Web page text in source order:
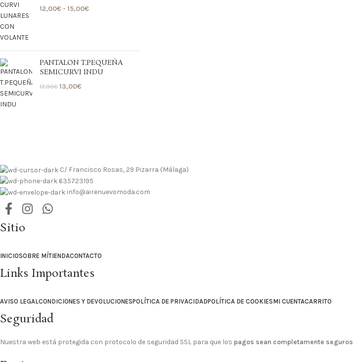
12,00€ - 15,00€
PANTALON T.PEQUEÑA
SEMICURVI INDU
17,99€ 13,00€
C/ Francisco Rosas, 29 Pizarra (Málaga)
635723195
info@airenuevomoda.com
Sitio
INICIOSOBRE MÍTIENDACONTACTO
Links Importantes
AVISO LEGALCONDICIONES Y DEVOLUCIONESPOLÍTICA DE PRIVACIDADPOLÍTICA DE COOKIESMI CUENTACARRITO
Seguridad
Nuestra web está protegida con protocolo de seguridad SSL para que los pagos sean completamente seguros